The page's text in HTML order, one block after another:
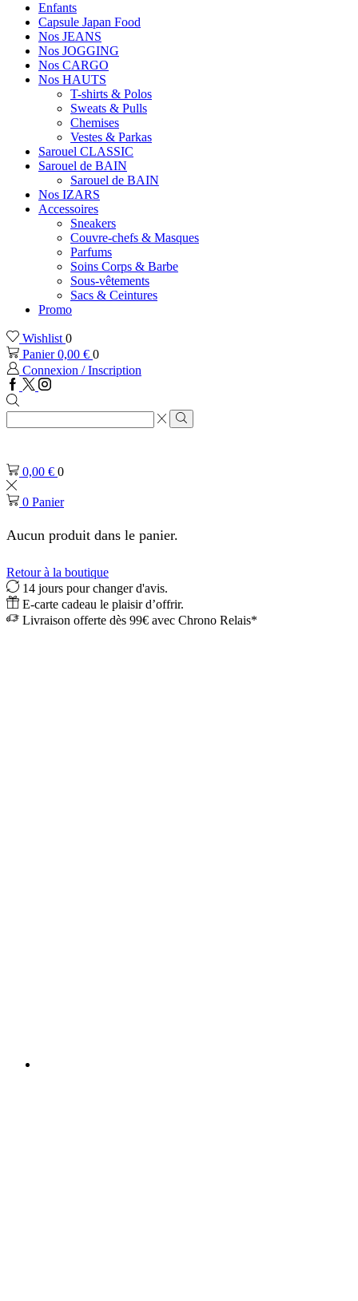
Enfants
Capsule Japan Food
Nos JEANS
Nos JOGGING
Nos CARGO
Nos HAUTS
T-shirts & Polos
Sweats & Pulls
Chemises
Vestes & Parkas
Sarouel CLASSIC
Sarouel de BAIN
Sarouel de BAIN
Nos IZARS
Accessoires
Sneakers
Couvre-chefs & Masques
Parfums
Soins Corps & Barbe
Sous-vêtements
Sacs & Ceintures
Promo
Wishlist 0
Panier0,00 € 0
Connexion / Inscription
Facebook
TwitterInstagram
Zone
de
recherche
Rechercher
0,00 € 0
0 Panier
Aucun produit dans le panier.
Retour à la boutique
14 jours pour changer d'avis.
E-carte cadeau le plaisir d’offrir.
Livraison offerte dès 99€ avec Chrono Relais*